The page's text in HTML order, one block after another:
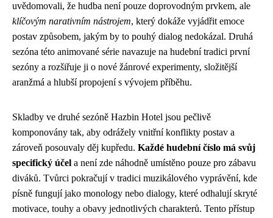
uvědomovali, že hudba není pouze doprovodným prvkem, ale
klíčovým narativním nástrojem, který dokáže vyjádřit emoce
postav způsobem, jakým by to pouhý dialog nedokázal. Druhá
sezóna této animované série navazuje na hudební tradici první
sezóny a rozšiřuje ji o nové žánrové experimenty, složitější
aranžmá a hlubší propojení s vývojem příběhu.
Skladby ve druhé sezóně Hazbin Hotel jsou pečlivě
komponovány tak, aby odrážely vnitřní konflikty postav a
zároveň posouvaly děj kupředu. Každé hudební číslo má svůj
specifický účel a není zde náhodně umístěno pouze pro zábavu
diváků. Tvůrci pokračují v tradici muzikálového vyprávění, kde
písně fungují jako monology nebo dialogy, které odhalují skryté
motivace, touhy a obavy jednotlivých charakterů. Tento přístup